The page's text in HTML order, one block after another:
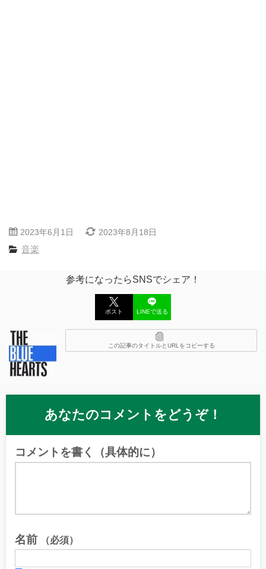
2023年6月1日 2023年8月18日
音楽
参考になったらSNSでシェア！
ポスト LINEで送る
この記事のタイトルとURLをコピーする
あなたのコメントをどうぞ！
コメントを書く（具体的に）
名前 （必須）